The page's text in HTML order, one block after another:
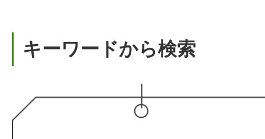
キーワードから検索